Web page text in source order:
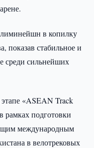
в копилку
показав стабильное и
среди сильнейших
«ASEAN Track
рамках подготовки
международным
в велотрековых